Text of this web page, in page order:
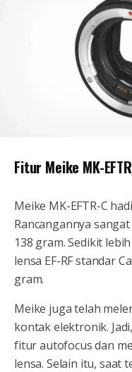
Fitur Meike MK-
Meike MK-EFTR-C
Rancangannya
138 gram. Sedikit
lensa EF-RF standar
gram.
Meike juga telah
kontak elektronik.
fitur autofocus dan
lensa. Selain itu, saat